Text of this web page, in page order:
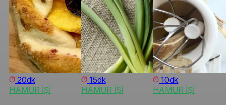
20dk
HAMUR İŞİ
15dk
HAMUR İŞİ
10dk
HAMUR İŞİ